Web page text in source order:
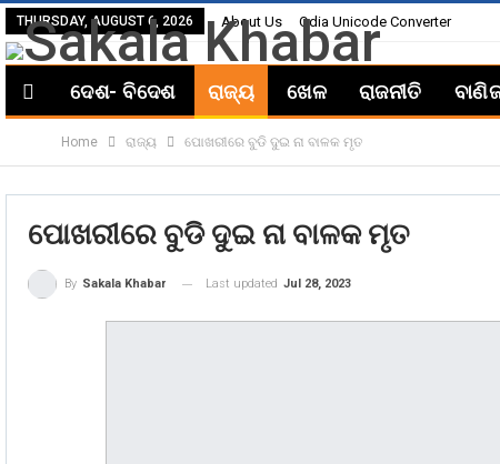
THURSDAY, AUGUST 6, 2026 About Us Odia Unicode Converter
ଦେଶ- ବିଦେଶ ରାଜ୍ୟ ଖେଳ ରାଜନୀତି
Home ରାଜ୍ୟ ପୋଖରୀରେ ବୁଡି ଦୁଇ ନା ବାଳକ ମୃତ
ପୋଖରୀରେ ବୁଡି ଦୁଇ ନା ବାଳକ ମୃତ
By Sakala Khabar Last updated Jul 28, 2023